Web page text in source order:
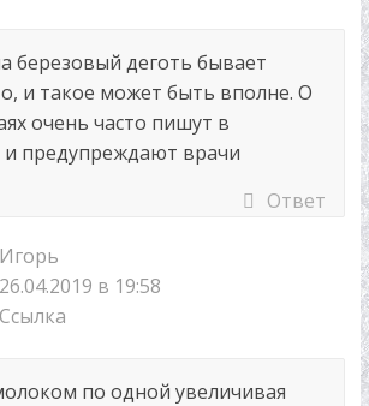
березовый деготь бывает
и такое может быть вполне. О
очень часто пишут в
и предупреждают врачи
Ответ
Игорь
26.04.2019 в 19:58
Ссылка
по одной увеличивая